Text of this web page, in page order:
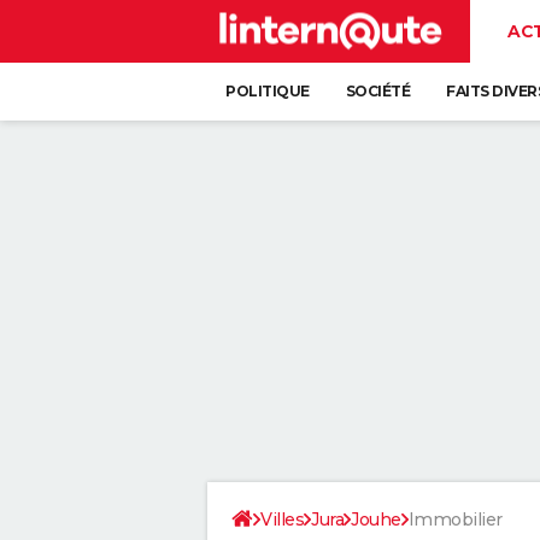
POLITIQUE SOCIÉTÉ FAITS
Villes Jura Jouhe Immobilier